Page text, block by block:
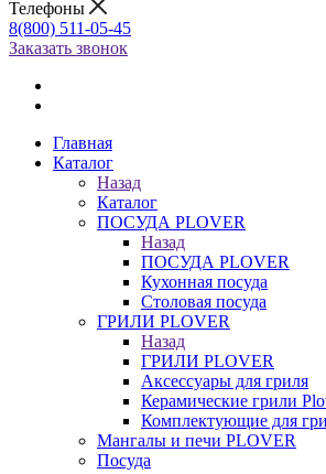
Телефоны
8(800) 511-05-45
Заказать звонок
Главная
Каталог
Назад
Каталог
ПОСУДА PLOVER
Назад
ПОСУДА PLOVER
Кухонная посуда
Столовая посуда
ГРИЛИ PLOVER
Назад
ГРИЛИ PLOVER
Аксессуары для гриля
Керамические грили
Комплектующие для
Мангалы и печи PLOVER
Посуда